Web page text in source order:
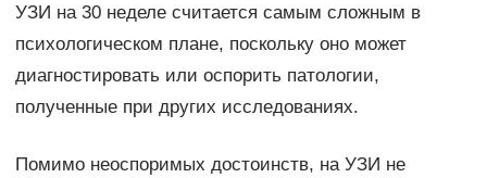
УЗИ на 30 неделе считается самым сложным в
психологическом плане, поскольку оно может
диагностировать или оспорить патологии,
полученные при других исследованиях.
Помимо неоспоримых достоинств, на УЗИ не